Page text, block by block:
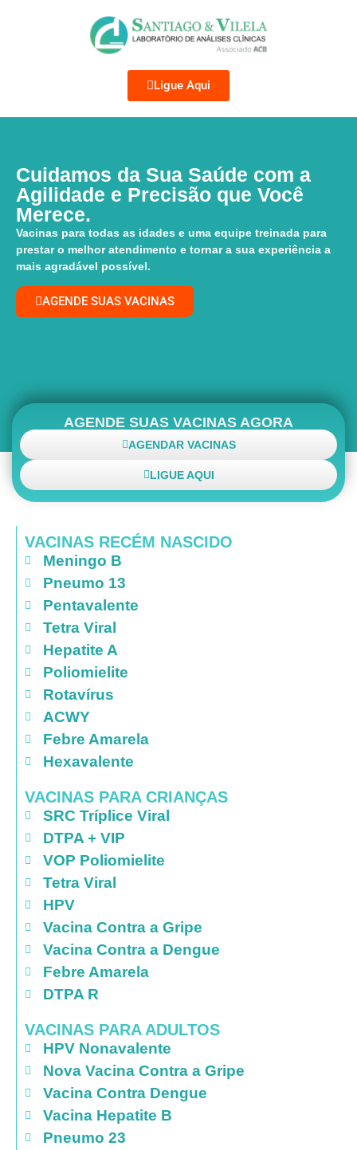
Ligue Aqui
Cuidamos da Sua Saúde com a
Agilidade e Precisão que Você
Merece.
Vacinas para todas as idades e uma equipe treinada para
prestar o melhor atendimento e tornar a sua experiência a
mais agradável possível.
AGENDE SUAS VACINAS
AGENDE SUAS VACINAS AGORA
AGENDAR VACINAS
LIGUE AQUI
VACINAS RECÉM NASCIDO
Meningo B
Pneumo 13
Pentavalente
Tetra Viral
Hepatite A
Poliomielite
Rotavírus
ACWY
Febre Amarela
Hexavalente
VACINAS PARA CRIANÇAS
SRC Tríplice Viral
DTPA + VIP
VOP Poliomielite
Tetra Viral
HPV
Vacina Contra a Gripe
Vacina Contra a Dengue
Febre Amarela
DTPA R
VACINAS PARA ADULTOS
HPV Nonavalente
Nova Vacina Contra a Gripe
Vacina Contra Dengue
Vacina Hepatite B
Pneumo 23